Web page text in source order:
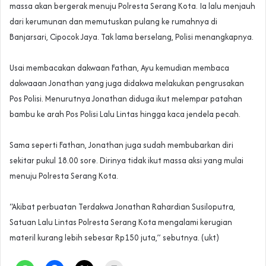
massa akan bergerak menuju Polresta Serang Kota. Ia lalu menjauh
dari kerumunan dan memutuskan pulang ke rumahnya di
Banjarsari, Cipocok Jaya. Tak lama berselang, Polisi menangkapnya.
‎Usai membacakan dakwaan Fathan, Ayu kemudian membaca
dakwaaan Jonathan yang juga didakwa melakukan pengrusakan
Pos Polisi. Menurutnya Jonathan diduga ikut melempar patahan
bambu ke arah Pos Polisi Lalu Lintas hingga kaca jendela pecah.
‎Sama seperti Fathan, Jonathan juga sudah membubarkan diri
sekitar pukul 18.00 sore. Dirinya tidak ikut massa aksi yang mulai
menuju Polresta Serang Kota.
“Akibat perbuatan Terdakwa Jonathan Rahardian Susiloputra,
Satuan Lalu Lintas Polresta Serang Kota mengalami kerugian
materil kurang lebih sebesar Rp150 juta,” sebutnya. (ukt)